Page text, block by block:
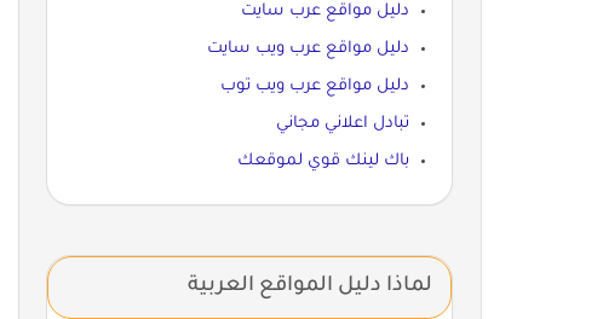
دليل مواقع عرب سايت
دليل مواقع عرب ويب سايت
دليل مواقع عرب ويب توب
تبادل اعلاني مجاني
باك لينك قوي لموقعك
لماذا دليل المواقع العربية